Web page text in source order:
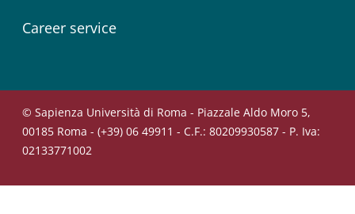
Career service
© Sapienza Università di Roma - Piazzale Aldo Moro 5,
00185 Roma - (+39) 06 49911 - C.F.: 80209930587 - P. Iva:
02133771002